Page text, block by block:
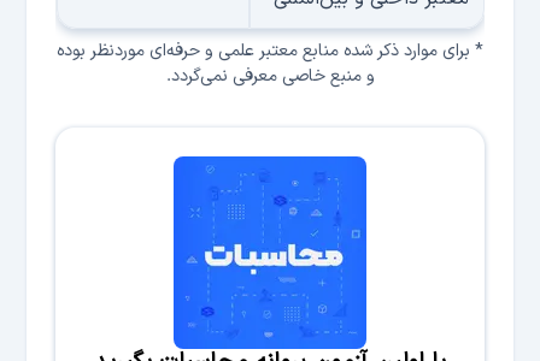
* برای موارد ذكر شده منابع معتبر علمی و حرفه‌ای موردنظر بوده
و منبع خاصی معرفی نمی‌گردد.